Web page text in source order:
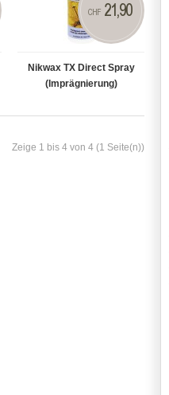
Nikwax TX Direct Spray
(Imprägnierung)
CHF 21,90
Zeige 1 bis 4 von 4 (1 Seite(n))